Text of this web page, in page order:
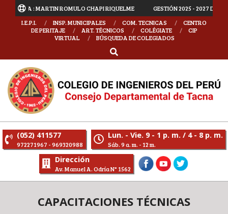
ROMULO CHAPI RIQUELME
GESTIÓN 2025 - 2027 DECANO CIP
I.E.P.I.
INSP. MUNICIPALES COM. TECNICAS
CENTRO
DE PERITAJE
ART. TÉCNICOS COLÉGIATE
CIP
VIRTUAL
BÚSQUEDA DE COLEGIADOS
(052) 411577
972271967 - 969320988
Lun. - Vie. 9 - 1 p. m. / 4 - 8 p. m.
Sáb. 9 a. m. - 12 m.
Dirección
Av. Manuel A. Odría N° 1562
CAPACITACIONES TÉCNICAS